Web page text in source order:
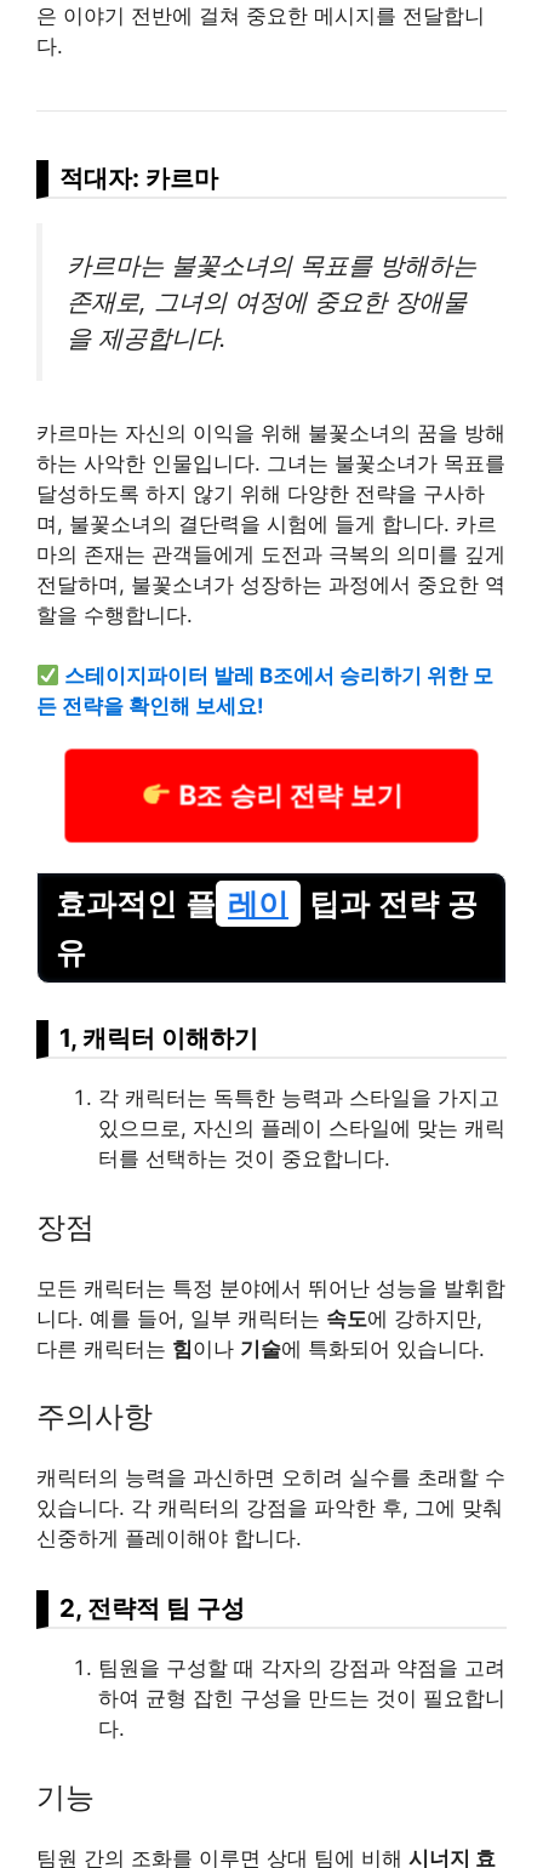
은 이야기 전반에 걸쳐 중요한 메시지를 전달합니
다.
적대자: 카르마
카르마는 불꽃소녀의 목표를 방해하는
존재로, 그녀의 여정에 중요한 장애물
을 제공합니다.
카르마는 자신의 이익을 위해 불꽃소녀의 꿈을 방해
하는 사악한 인물입니다. 그녀는 불꽃소녀가 목표를
달성하도록 하지 않기 위해 다양한 전략을 구사하
며, 불꽃소녀의 결단력을 시험에 들게 합니다. 카르
마의 존재는 관객들에게 도전과 극복의 의미를 깊게
전달하며, 불꽃소녀가 성장하는 과정에서 중요한 역
할을 수행합니다.
스테이지파이터 발레 B조에서 승리하기 위한 모
든 전략을 확인해 보세요!
B조 승리 전략 보기
효과적인 플 레이
팁과 전략 공
유
1, 캐릭터 이해하기
각 캐릭터는 독특한 능력과 스타일을 가지고
있으므로, 자신의 플레이 스타일에 맞는 캐릭
터를 선택하는 것이 중요합니다.
장점
모든 캐릭터는 특정 분야에서 뛰어난 성능을 발휘합
니다. 예를 들어, 일부 캐릭터는 속도에 강하지만,
다른 캐릭터는 힘이나 기술에 특화되어 있습니다.
주의사항
캐릭터의 능력을 과신하면 오히려 실수를 초래할 수
있습니다. 각 캐릭터의 강점을 파악한 후, 그에 맞춰
신중하게 플레이해야 합니다.
2, 전략적 팀 구성
팀원을 구성할 때 각자의 강점과 약점을 고려
하여 균형 잡힌 구성을 만드는 것이 필요합니
다.
기능
팀원 간의 조화를 이루면 상대 팀에 비해 시너지 효